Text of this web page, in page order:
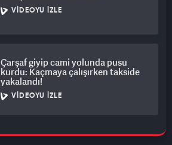
VIDEOYU İZLE
Çarşaf giyip cami yolunda pusu
kurdu: Kaçmaya çalışırken takside
yakalandı!
VIDEOYU İZLE